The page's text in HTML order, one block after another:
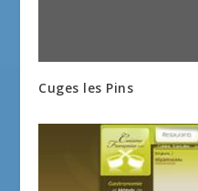
Cuges les Pins